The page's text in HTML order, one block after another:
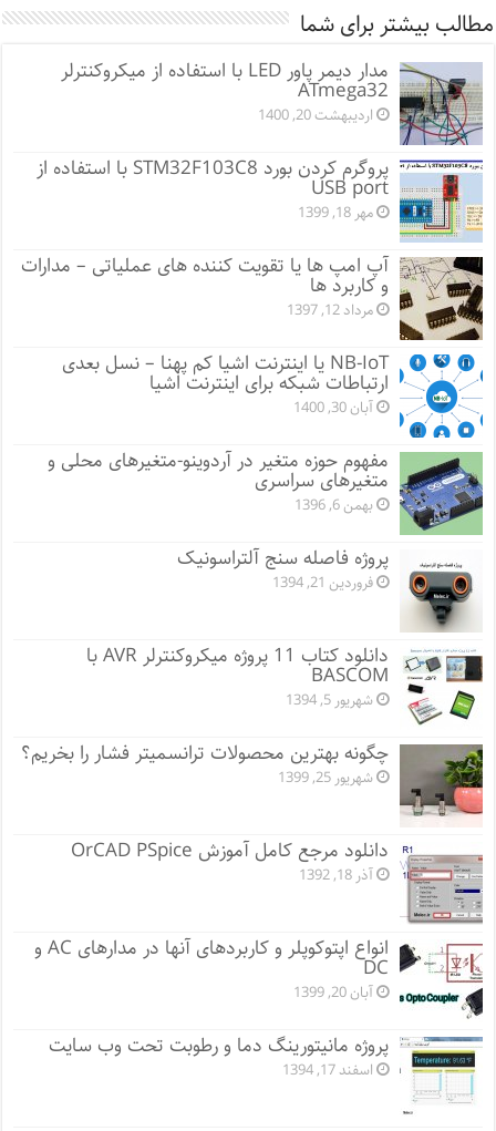
مطالب بیشتر برای شما
مدار دیمر پاور LED با استفاده از میکروکنترلر
ATmega32
اردیبهشت 20, 1400
پروگرم کردن بورد STM32F103C8 با استفاده از
USB port
مهر 18, 1399
آپ امپ ها یا تقویت کننده های عملیاتی – مدارات
و کاربرد ها
مرداد 12, 1397
NB-IoT یا اینترنت اشیا کم پهنا – نسل بعدی
ارتباطات شبکه برای اینترنت اشیا
آبان 30, 1400
مفهوم حوزه متغیر در آردوینو-متغیرهای محلی و
متغیرهای سراسری
بهمن 6, 1396
پروژه فاصله سنج آلتراسونیک
فروردین 21, 1394
دانلود کتاب 11 پروژه میکروکنترلر AVR با
BASCOM
شهریور 5, 1394
چگونه بهترین محصولات ترانسمیتر فشار را بخریم؟
شهریور 25, 1399
دانلود مرجع کامل آموزش OrCAD PSpice
آذر 18, 1392
انواع اپتوکوپلر و کاربردهای آنها در مدارهای AC و
DC
آبان 20, 1399
پروژه مانيتورينگ دما و رطوبت تحت وب سایت
اسفند 17, 1394